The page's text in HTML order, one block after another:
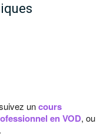
uncours
en VOD, ou
.